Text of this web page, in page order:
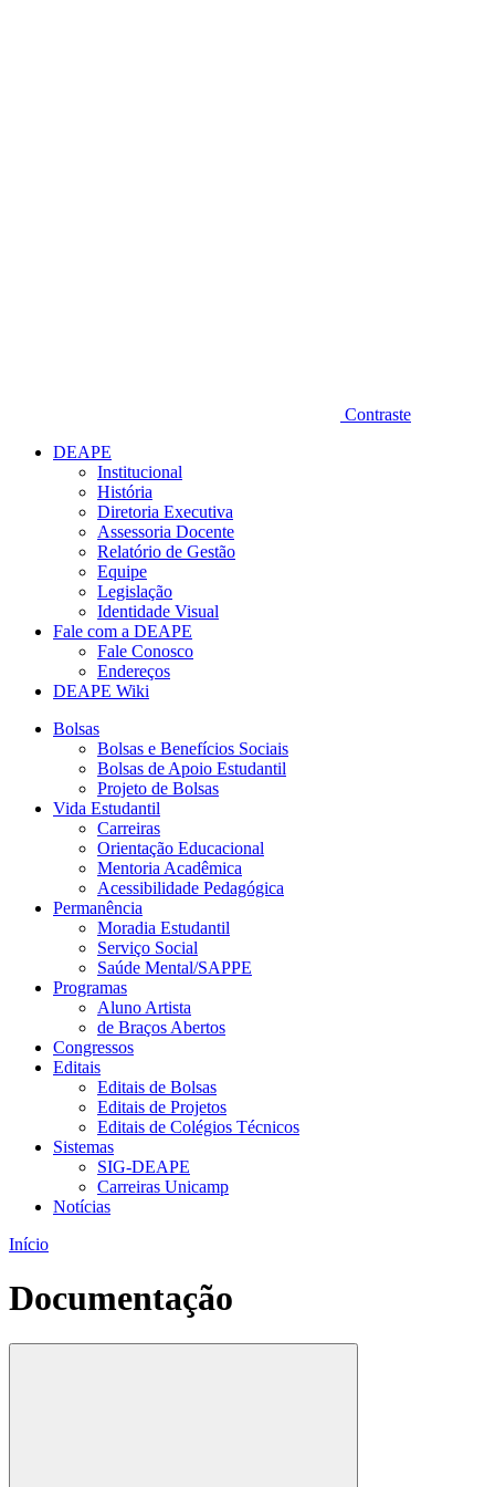
Contraste
DEAPE
Institucional
História
Diretoria Executiva
Assessoria Docente
Relatório de Gestão
Equipe
Legislação
Identidade Visual
Fale com a DEAPE
Fale Conosco
Endereços
DEAPE Wiki
Bolsas
Bolsas e Benefícios Sociais
Bolsas de Apoio Estudantil
Projeto de Bolsas
Vida Estudantil
Carreiras
Orientação Educacional
Mentoria Acadêmica
Acessibilidade Pedagógica
Permanência
Moradia Estudantil
Serviço Social
Saúde Mental/SAPPE
Programas
Aluno Artista
de Braços Abertos
Congressos
Editais
Editais de Bolsas
Editais de Projetos
Editais de Colégios Técnicos
Sistemas
SIG-DEAPE
Carreiras Unicamp
Notícias
Início
Documentação